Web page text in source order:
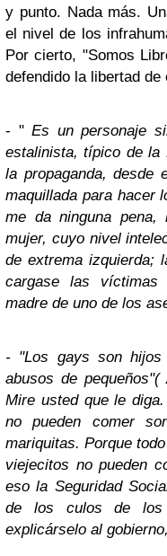
y punto. Nada más.
el nivel de los
Por cierto, "Somos
defendido la libertad de
- "Es un personaje
estalinista, típico de la
la propaganda, desde
maquillada para hacer
me da ninguna
mujer, cuyo nivel
de extrema izquierda;
cargase las víctimas
madre de uno de los
- "Los gays son hijos
abusos de
Mire usted que le
no pueden comer
mariquitas. Porque
viejecitos no pueden
eso la Seguridad
de los culos de los
explicárselo al